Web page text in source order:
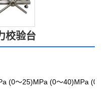
校验台
(0～25)MPa (0～40)MPa (0～